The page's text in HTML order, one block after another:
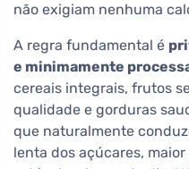
não exigiam nenhuma
A regra fundamental é
e minimamente
cereais integrais, frutos
qualidade e gorduras
que naturalmente
lenta dos açúcares,